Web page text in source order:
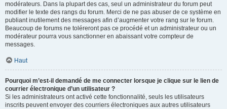
modérateurs. Dans la plupart des cas, seul un administrateur du forum peut
modifier le texte des rangs du forum. Merci de ne pas abuser de ce système en
publiant inutilement des messages afin d’augmenter votre rang sur le forum.
Beaucoup de forums ne toléreront pas ce procédé et un administrateur ou un
modérateur pourra vous sanctionner en abaissant votre compteur de
messages.
Haut
Pourquoi m’est-il demandé de me connecter lorsque je clique sur le lien de
courrier électronique d’un utilisateur ?
Si les administrateurs ont activé cette fonctionnalité, seuls les utilisateurs
inscrits peuvent envoyer des courriers électroniques aux autres utilisateurs